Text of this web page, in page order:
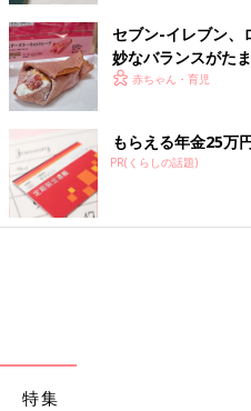
セブン-イレブン、
妙なバランスがた
4選赤ちゃん・育児
もらえる年金25万
PR(くらしの話題)
特集